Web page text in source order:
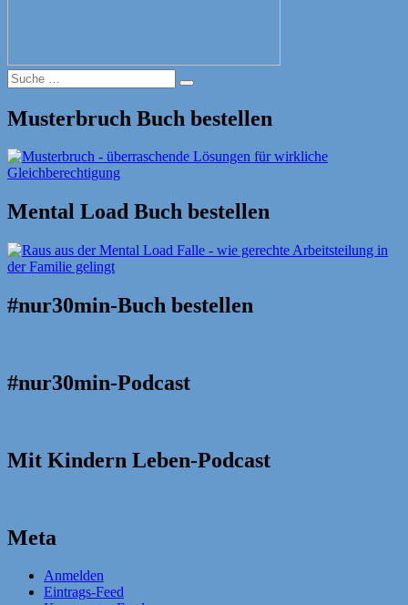
Suche
nach:
Suche
Musterbruch Buch bestellen
Mental Load Buch bestellen
#nur30min-Buch bestellen
#nur30min-Podcast
Mit Kindern Leben-Podcast
Meta
Anmelden
Eintrags-Feed